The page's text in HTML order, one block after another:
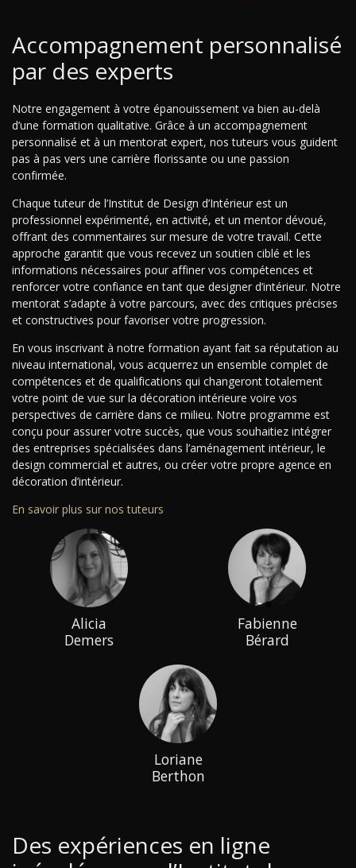
Accompagnement personnalisé
par des experts
Notre engagement à votre épanouissement va bien au-delà
d’une formation qualitative. Grâce à un accompagnement
personnalisé et à un mentorat expert, nos tuteurs vous guident
pas à pas vers une carrière florissante ou une passion
confirmée.
Chaque tuteur de l’Institut de Design d’Intérieur est un
professionnel expérimenté, en activité, et un mentor dévoué,
offrant des commentaires sur mesure de votre travail. Cette
approche garantit que vous recevez un soutien ciblé et les
informations nécessaires pour affiner vos compétences et
renforcer votre confiance en tant que designer d’intérieur. Notre
mentorat s’adapte à votre parcours, avec des critiques précises
et constructives pour favoriser votre progression.
En vous inscrivant à notre formation ayant fait sa réputation au
niveau international, vous acquerrez un ensemble complet de
compétences et de qualifications qui changeront totalement
votre point de vue sur la décoration intérieure voire vos
perspectives de carrière dans ce milieu. Notre programme est
conçu pour assurer votre succès, que vous souhaitiez intégrer
des entreprises spécialisées dans l’aménagement intérieur, le
design commercial et autres, ou créer votre propre agence en
décoration d’intérieur.
En savoir plus sur nos tuteurs
Alicia
Demers
Fabienne
Bérard
Loriane
Berthon
Des expériences en ligne